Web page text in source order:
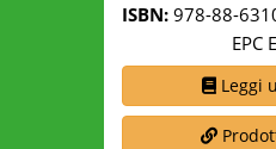
ISBN: 978-88-
EPC
Leggi